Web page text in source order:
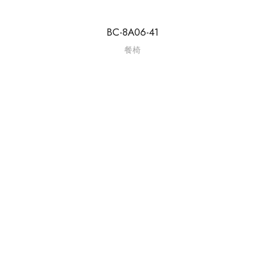
BC-8A06-41
餐椅